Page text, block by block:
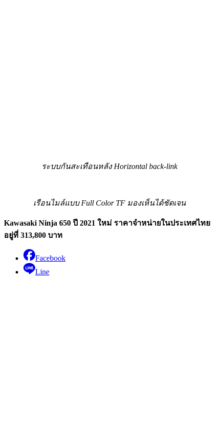
ระบบกันสะเทือนหลัง Horizontal back-link
เรือนไมล์แบบ Full Color TF มองเห็นได้ชัดเจน
Kawasaki Ninja 650 ปี 2021 ใหม่ ราคาจำหน่ายในประเทศไทย
อยู่ที่ 313,800 บาท
Facebook
Line